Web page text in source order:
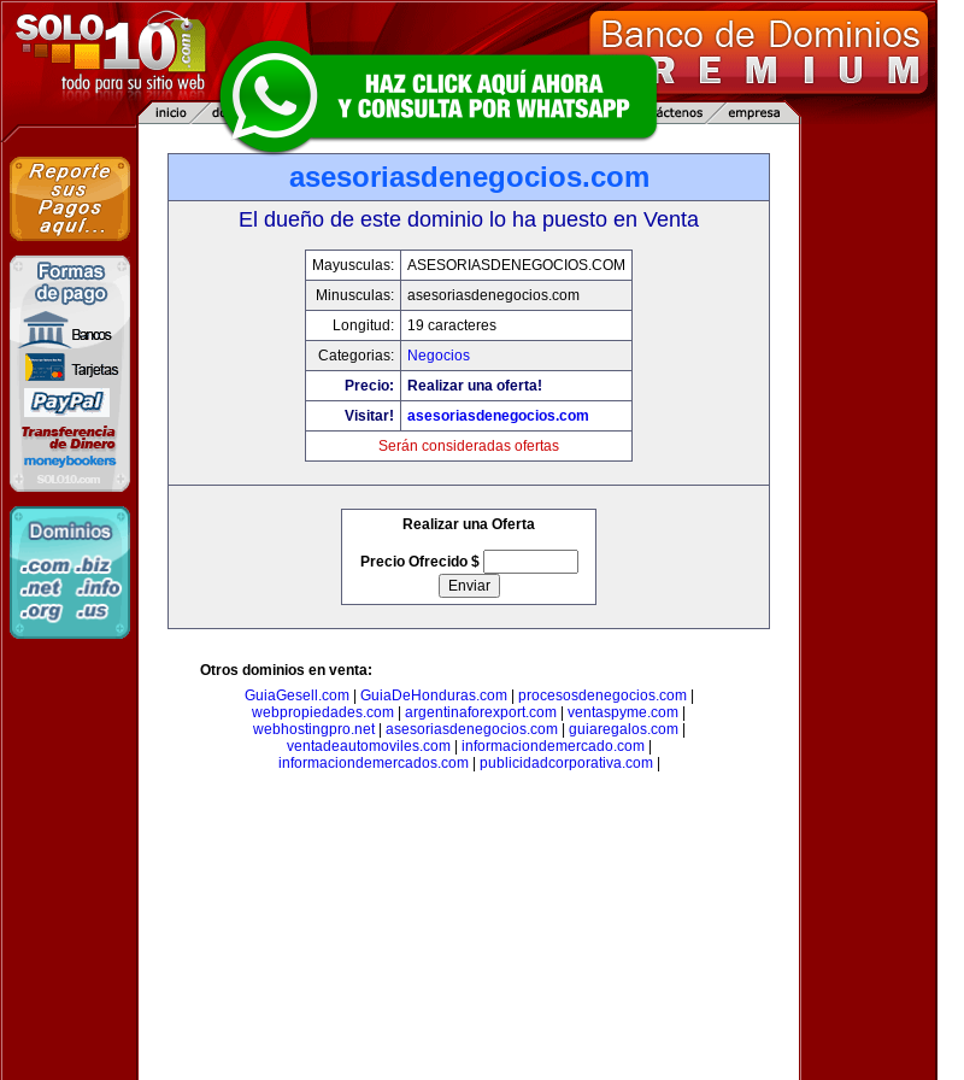
asesoriasdenegocios.com
El dueño de este dominio lo ha puesto en Venta
Mayusculas:
ASESORIASDENEGOCIOS.COM
Minusculas:
asesoriasdenegocios.com
Longitud:
19 caracteres
Categorias:
Negocios
Precio:
Realizar una oferta!
Visitar!
asesoriasdenegocios.com
Serán consideradas ofertas
Realizar una Oferta
Precio Ofrecido $
Otros dominios en venta:
GuiaGesell.com| GuiaDeHonduras.com| procesosdenegocios.com|
webpropiedades.com
argentinaforexport.com ventaspyme.com
webhostingpro.net| asesoriasdenegocios.com| guiaregalos.com|
ventadeautomoviles.com| informaciondemercado.com|
informaciondemercados.com| publicidadcorporativa.com|